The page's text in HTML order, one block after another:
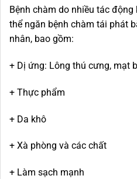
Bệnh chàm do nhiều tác
thể ngăn bệnh chàm tái phát
nhân, bao gồm:
+ Dị ứng: Lông thú cưng, mạt
+ Thực phẩm
+ Da khô
+ Xà phòng và các chất
+ Làm sạch mạnh